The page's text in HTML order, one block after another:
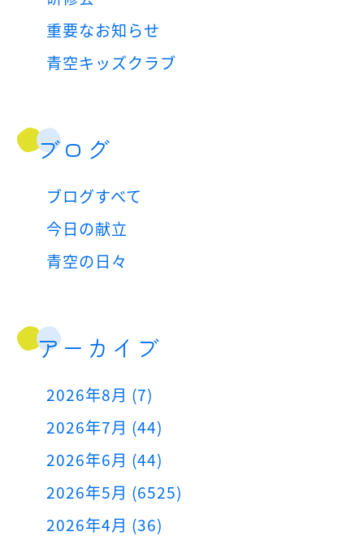
重要なお知らせ
青空キッズクラブ
ブログ
ブログすべて
今日の献立
青空の日々
アーカイブ
2026年8月 (7)
2026年7月 (44)
2026年6月 (44)
2026年5月 (6525)
2026年4月 (36)